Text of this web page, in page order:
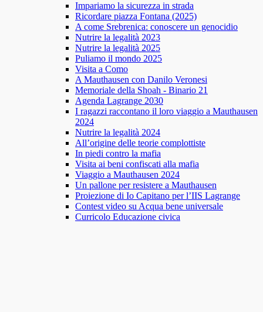
Impariamo la sicurezza in strada
Ricordare piazza Fontana (2025)
A come Srebrenica: conoscere un genocidio
Nutrire la legalità 2023
Nutrire la legalità 2025
Puliamo il mondo 2025
Visita a Como
A Mauthausen con Danilo Veronesi
Memoriale della Shoah - Binario 21
Agenda Lagrange 2030
I ragazzi raccontano il loro viaggio a Mauthausen
2024
Nutrire la legalità 2024
All’origine delle teorie complottiste
In piedi contro la mafia
Visita ai beni confiscati alla mafia
Viaggio a Mauthausen 2024
Un pallone per resistere a Mauthausen
Proiezione di Io Capitano per l’IIS Lagrange
Contest video su Acqua bene universale
Curricolo Educazione civica